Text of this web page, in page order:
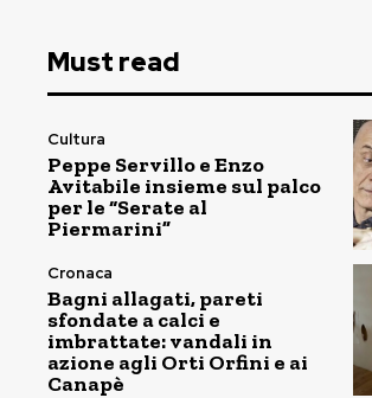
Must read
Cultura
Peppe Servillo e Enzo
Avitabile insieme sul palco
per le “Serate al
Piermarini”
Cronaca
Bagni allagati, pareti
sfondate a calci e
imbrattate: vandali in
azione agli Orti Orfini e ai
Canapè